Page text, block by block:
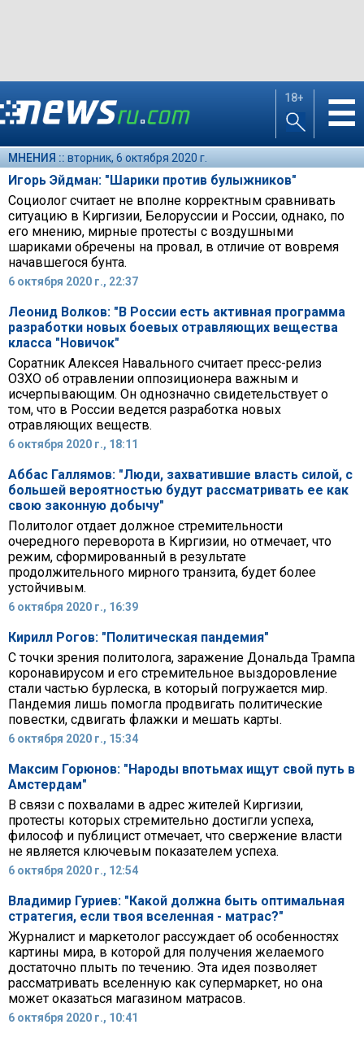
18+ ☰
МНЕНИЯ :: вторник, 6 октября 2020 г.
Игорь Эйдман: "Шарики против булыжников"
Социолог считает не вполне корректным сравнивать
ситуацию в Киргизии, Белоруссии и России, однако, по
его мнению, мирные протесты с воздушными
шариками обречены на провал, в отличие от вовремя
начавшегося бунта.
6 октября 2020 г., 22:37
Леонид Волков: "В России есть активная программа
разработки новых боевых отравляющих вещества
класса "Новичок"
Соратник Алексея Навального считает пресс-релиз
ОЗХО об отравлении оппозиционера важным и
исчерпывающим. Он однозначно свидетельствует о
том, что в России ведется разработка новых
отравляющих веществ.
6 октября 2020 г., 18:11
Аббас Галлямов: "Люди, захватившие власть силой, с
большей вероятностью будут рассматривать ее как
свою законную добычу"
Политолог отдает должное стремительности
очередного переворота в Киргизии, но отмечает, что
режим, сформированный в результате
продолжительного мирного транзита, будет более
устойчивым.
6 октября 2020 г., 16:39
Кирилл Рогов: "Политическая пандемия"
С точки зрения политолога, заражение Дональда Трампа
коронавирусом и его стремительное выздоровление
стали частью бурлеска, в который погружается мир.
Пандемия лишь помогла продвигать политические
повестки, сдвигать флажки и мешать карты.
6 октября 2020 г., 15:34
Максим Горюнов: "Народы впотьмах ищут свой путь в
Амстердам"
В связи с похвалами в адрес жителей Киргизии,
протесты которых стремительно достигли успеха,
философ и публицист отмечает, что свержение власти
не является ключевым показателем успеха.
6 октября 2020 г., 12:54
Владимир Гуриев: "Какой должна быть оптимальная
стратегия, если твоя вселенная - матрас?"
Журналист и маркетолог рассуждает об особенностях
картины мира, в которой для получения желаемого
достаточно плыть по течению. Эта идея позволяет
рассматривать вселенную как супермаркет, но она
может оказаться магазином матрасов.
6 октября 2020 г., 10:41